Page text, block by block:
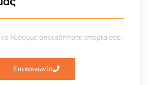
να λύσουμε οποιαδήποτε απορία σας.
Επικοινωνία